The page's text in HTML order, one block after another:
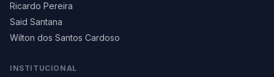
Ricardo Pereira
Said Santana
Wilton dos Santos Cardoso
INSTITUCIONAL